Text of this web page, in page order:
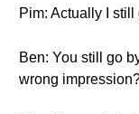
Pim: Actually I
Ben: You still go
wrong